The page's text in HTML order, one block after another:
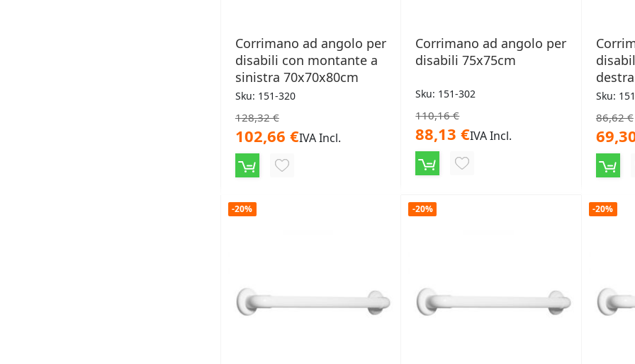
Corrimano ad angolo per
disabili con montante a
sinistra 70x70x80cm
Sku: 151-320
128,32 €
102,66 €IVA Incl.
AGGIUNGI
Corrimano ad angolo per
disabili 75x75cm
Sku: 151-302
110,16 €
88,13 €IVA Incl.
AGGIUNGI
Sku:
86,62 €
-20% -20% -20%